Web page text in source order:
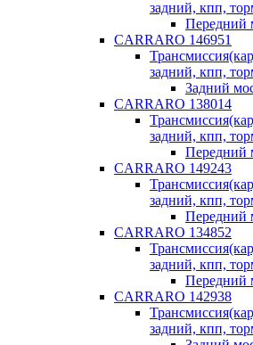
задний, кпп,
Передний
CARRARO 146951
задний, кпп,
Задний
CARRARO 138014
задний, кпп,
Передний
CARRARO 149243
задний, кпп,
Передний
CARRARO 134852
задний, кпп,
Передний
CARRARO 142938
задний, кпп,